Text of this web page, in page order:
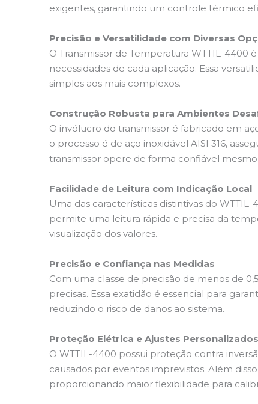
exigentes, garantindo um controle térmico
Precisão e Versatilidade com Diversas
O Transmissor de Temperatura WTTIL-4400
necessidades de cada aplicação. Essa
simples aos mais complexos.
Construção Robusta para Ambientes
O invólucro do transmissor é fabricado em
o processo é de aço inoxidável AISI 316,
transmissor opere de forma confiável
Facilidade de Leitura com Indicação Local
Uma das características distintivas do
permite uma leitura rápida e precisa da
visualização dos valores.
Precisão e Confiança nas Medidas
Com uma classe de precisão de menos de
precisas. Essa exatidão é essencial para
reduzindo o risco de danos ao sistema.
Proteção Elétrica e Ajustes Personalizados
O WTTIL-4400 possui proteção contra
causados por eventos imprevistos. Além
proporcionando maior flexibilidade para